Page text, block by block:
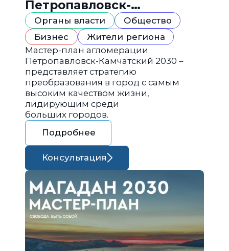
Петропавловск-
Камчатский 2030
Органы власти
Общество
Бизнес
Жители региона
Мастер-план агломерации
Петропавловск-Камчатский 2030 –
представляет стратегию
преобразования в город с самым
высоким качеством жизни,
лидирующим среди
больших городов.
Подробнее
Консультация